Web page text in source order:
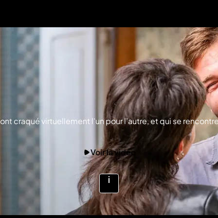
craqué virtuellement l’un pour l’autre, et qui se
Voir la vidéo
Voir
plus
d'infos